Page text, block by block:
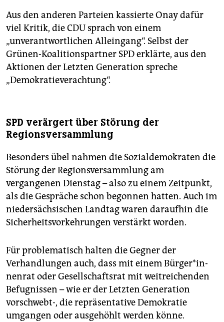
Aus den anderen Parteien kassierte Onay dafür
viel Kritik, die CDU sprach von einem
„unverantwortlichen Alleingang“. Selbst der
Grünen-Koalitionspartner SPD erklärte, aus den
Aktionen der Letzten Generation spreche
„Demokratieverachtung“.
SPD verärgert über Störung der
Regionsversammlung
Besonders übel nahmen die Sozialdemokraten die
Störung der Regionsversammlung am
vergangenen Dienstag – also zu einem Zeitpunkt,
als die Gespräche schon begonnen hatten. Auch im
niedersächsischen Landtag waren daraufhin die
Sicherheitsvorkehrungen verstärkt worden.
Für problematisch halten die Gegner der
Verhandlungen auch, dass mit einem Bür­ge­r*in­
nen­rat oder Gesellschaftsrat mit weitreichenden
Befugnissen – wie er der Letzten Generation
vorschwebt-, die repräsentative Demokratie
umgangen oder ausgehöhlt werden könne.